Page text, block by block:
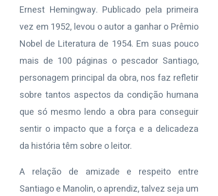
Ernest Hemingway. Publicado pela primeira
vez em 1952, levou o autor a ganhar o Prêmio
Nobel de Literatura de 1954. Em suas pouco
mais de 100 páginas o pescador Santiago,
personagem principal da obra, nos faz refletir
sobre tantos aspectos da condição humana
que só mesmo lendo a obra para conseguir
sentir o impacto que a força e a delicadeza
da história têm sobre o leitor.
A relação de amizade e respeito entre
Santiago e Manolin, o aprendiz, talvez seja um